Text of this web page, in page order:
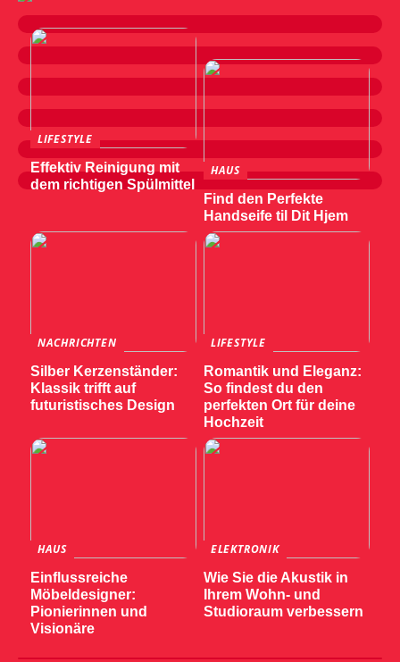
LIFESTYLE
Effektiv Reinigung mit
dem richtigen Spülmittel
HAUS
Find den Perfekte
Handseife til Dit Hjem
NACHRICHTEN
Silber Kerzenständer:
Klassik trifft auf
futuristisches Design
LIFESTYLE
Romantik und Eleganz:
So findest du den
perfekten Ort für deine
Hochzeit
HAUS
Einflussreiche
Möbeldesigner:
Pionierinnen und
Visionäre
ELEKTRONIK
Wie Sie die Akustik in
Ihrem Wohn- und
Studioraum verbessern